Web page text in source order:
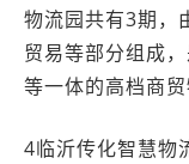
物流园共有3期，
贸易等部分组成
等一体的高档商贸
4临沂传化智慧物